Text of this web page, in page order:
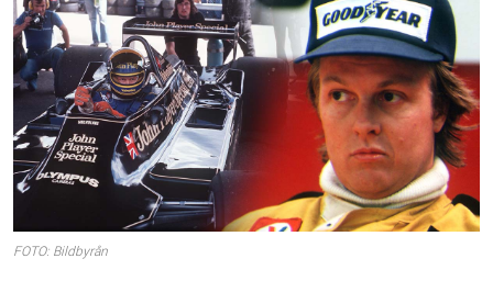
FOTO: Bildbyrån